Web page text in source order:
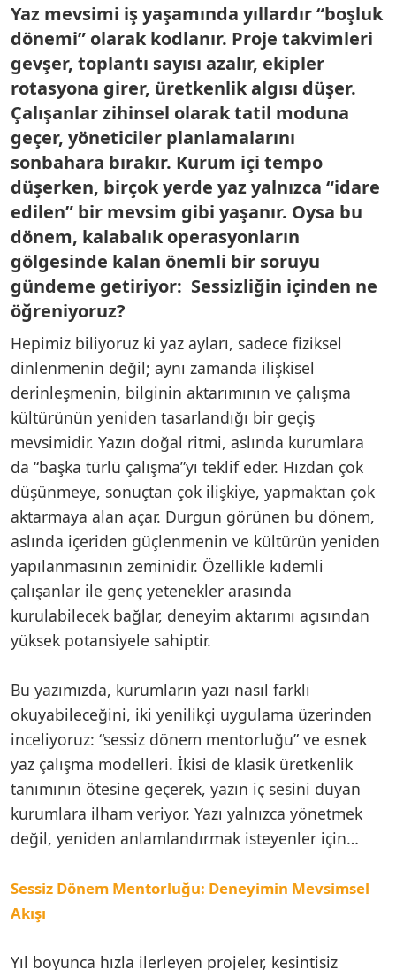
Yaz mevsimi iş yaşamında yıllardır “boşluk
dönemi” olarak kodlanır. Proje takvimleri
gevşer, toplantı sayısı azalır, ekipler
rotasyona girer, üretkenlik algısı düşer.
Çalışanlar zihinsel olarak tatil moduna
geçer, yöneticiler planlamalarını
sonbahara bırakır. Kurum içi tempo
düşerken, birçok yerde yaz yalnızca “idare
edilen” bir mevsim gibi yaşanır. Oysa bu
dönem, kalabalık operasyonların
gölgesinde kalan önemli bir soruyu
gündeme getiriyor: Sessizliğin içinden ne
öğreniyoruz?
Hepimiz biliyoruz ki yaz ayları, sadece fiziksel
dinlenmenin değil; aynı zamanda ilişkisel
derinleşmenin, bilginin aktarımının ve çalışma
kültürünün yeniden tasarlandığı bir geçiş
mevsimidir. Yazın doğal ritmi, aslında kurumlara
da “başka türlü çalışma”yı teklif eder. Hızdan çok
düşünmeye, sonuçtan çok ilişkiye, yapmaktan çok
aktarmaya alan açar. Durgun görünen bu dönem,
aslında içeriden güçlenmenin ve kültürün yeniden
yapılanmasının zeminidir. Özellikle kıdemli
çalışanlar ile genç yetenekler arasında
kurulabilecek bağlar, deneyim aktarımı açısından
yüksek potansiyele sahiptir.
Bu yazımızda, kurumların yazı nasıl farklı
okuyabileceğini, iki yenilikçi uygulama üzerinden
inceliyoruz: “sessiz dönem mentorluğu” ve esnek
yaz çalışma modelleri. İkisi de klasik üretkenlik
tanımının ötesine geçerek, yazın iç sesini duyan
kurumlara ilham veriyor. Yazı yalnızca yönetmek
değil, yeniden anlamlandırmak isteyenler için…
Sessiz Dönem Mentorluğu: Deneyimin Mevsimsel
Akışı
Yıl boyunca hızla ilerleyen projeler, kesintisiz